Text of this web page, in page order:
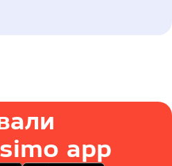
app